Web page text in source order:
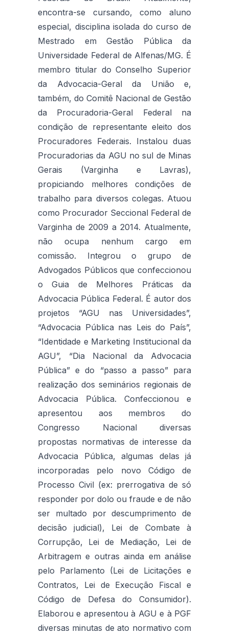
encontra-se cursando, como aluno
especial, disciplina isolada do curso de
Mestrado em Gestão Pública da
Universidade Federal de Alfenas/MG. É
membro titular do Conselho Superior
da Advocacia-Geral da União e,
também, do Comitê Nacional de Gestão
da Procuradoria-Geral Federal na
condição de representante eleito dos
Procuradores Federais. Instalou duas
Procuradorias da AGU no sul de Minas
Gerais (Varginha e Lavras),
propiciando melhores condições de
trabalho para diversos colegas. Atuou
como Procurador Seccional Federal de
Varginha de 2009 a 2014. Atualmente,
não ocupa nenhum cargo em
comissão. Integrou o grupo de
Advogados Públicos que confeccionou
o Guia de Melhores Práticas da
Advocacia Pública Federal. É autor dos
projetos “AGU nas Universidades”,
“Advocacia Pública nas Leis do País”,
“Identidade e Marketing Institucional da
AGU”, “Dia Nacional da Advocacia
Pública” e do “passo a passo” para
realização dos seminários regionais de
Advocacia Pública. Confeccionou e
apresentou aos membros do
Congresso Nacional diversas
propostas normativas de interesse da
Advocacia Pública, algumas delas já
incorporadas pelo novo Código de
Processo Civil (ex: prerrogativa de só
responder por dolo ou fraude e de não
ser multado por descumprimento de
decisão judicial), Lei de Combate à
Corrupção, Lei de Mediação, Lei de
Arbitragem e outras ainda em análise
pelo Parlamento (Lei de Licitações e
Contratos, Lei de Execução Fiscal e
Código de Defesa do Consumidor).
Elaborou e apresentou à AGU e à PGF
diversas minutas de ato normativo com